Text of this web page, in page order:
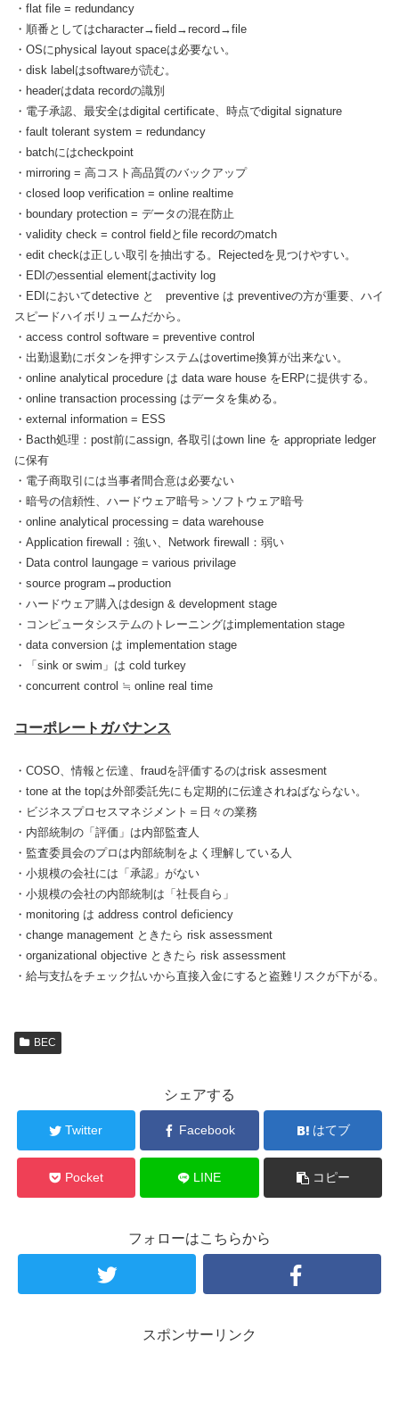
・flat file = redundancy
・順番としてはcharacter→field→record→file
・OSにphysical layout spaceは必要ない。
・disk labelはsoftwareが読む。
・headerはdata recordの識別
・電子承認、最安全はdigital certificate、時点でdigital signature
・fault tolerant system = redundancy
・batchにはcheckpoint
・mirroring = 高コスト高品質のバックアップ
・closed loop verification = online realtime
・boundary protection = データの混在防止
・validity check = control fieldとfile recordのmatch
・edit checkは正しい取引を抽出する。Rejectedを見つけやすい。
・EDIのessential elementはactivity log
・EDIにおいてdetective と preventive は preventiveの方が重要、ハイ
スピードハイボリュームだから。
・access control software = preventive control
・出勤退勤にボタンを押すシステムはovertime換算が出来ない。
・online analytical procedure は data ware house をERPに提供する。
・online transaction processing はデータを集める。
・external information = ESS
・Bacth処理：post前にassign, 各取引はown line を appropriate ledger
に保有
・電子商取引には当事者間合意は必要ない
・暗号の信頼性、ハードウェア暗号＞ソフトウェア暗号
・online analytical processing = data warehouse
・Application firewall：強い、Network firewall：弱い
・Data control laungage = various privilage
・source program→production
・ハードウェア購入はdesign & development stage
・コンピュータシステムのトレーニングはimplementation stage
・data conversion は implementation stage
・「sink or swim」は cold turkey
・concurrent control ≒ online real time
コーポレートガバナンス
・COSO、情報と伝達、fraudを評価するのはrisk assesment
・tone at the topは外部委託先にも定期的に伝達されねばならない。
・ビジネスプロセスマネジメント＝日々の業務
・内部統制の「評価」は内部監査人
・監査委員会のプロは内部統制をよく理解している人
・小規模の会社には「承認」がない
・小規模の会社の内部統制は「社長自ら」
・monitoring は address control deficiency
・change management ときたら risk assessment
・organizational objective ときたら risk assessment
・給与支払をチェック払いから直接入金にすると盗難リスクが下がる。
BEC
シェアする
Twitter Facebook はてブ
Pocket LINE コピー
フォローはこちらから
スポンサーリンク